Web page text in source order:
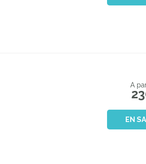
A
EN